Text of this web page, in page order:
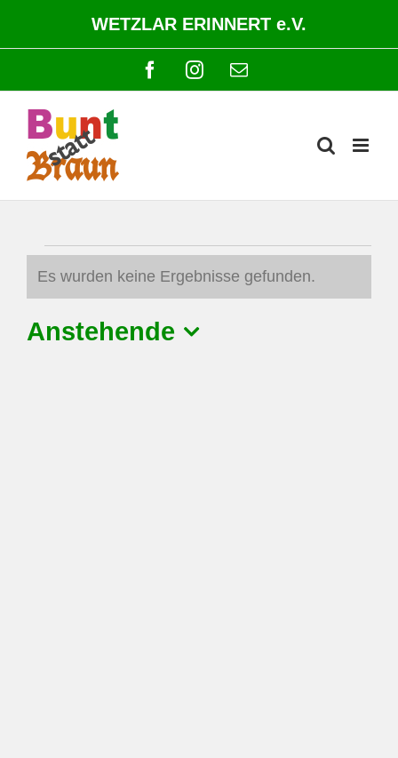
springen
WETZLAR ERINNERT e.V.
FacebookInstagram
E-
Mail
Veranstaltungen
Hinweis
Es wurden keine Ergebnisse gefunden.
Anstehende